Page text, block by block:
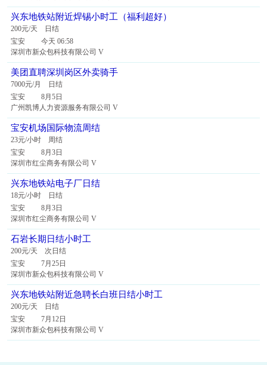
兴东地铁站附近焊锡小时工（福利超好）
200元/天 日结
宝安 今天 06:58
深圳市新众包科技有限公司 V
美团直聘深圳岗区外卖骑手
7000元/月 日结
宝安 8月5日
广州凯博人力资源服务有限公司 V
宝安机场国际物流周结
23元/小时 周结
宝安 8月3日
深圳市红尘商务有限公司 V
兴东地铁站电子厂日结
18元/小时 日结
宝安 8月3日
深圳市红尘商务有限公司 V
石岩长期日结小时工
200元/天 次日结
宝安 7月25日
深圳市新众包科技有限公司 V
兴东地铁站附近急聘长白班日结小时工
200元/天 日结
宝安 7月12日
深圳市新众包科技有限公司 V